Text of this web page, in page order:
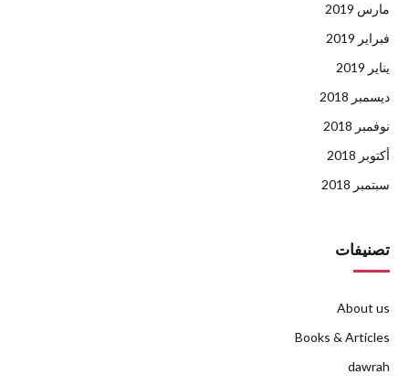
مارس 2019
فبراير 2019
يناير 2019
ديسمبر 2018
نوفمبر 2018
أكتوبر 2018
سبتمبر 2018
تصنيفات
About us
Books & Articles
dawrah